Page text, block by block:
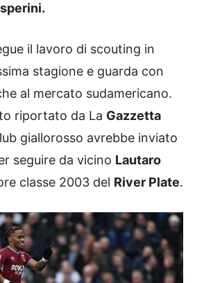
il lavoro di scouting in
stagione e guarda con
al mercato sudamericano.
riportato da La Gazzetta
giallorosso avrebbe inviato
seguire da vicino Lautaro
classe 2003 del River Plate.